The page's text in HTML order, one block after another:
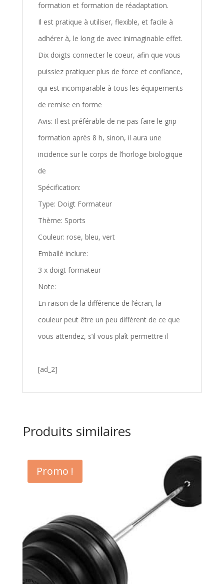
formation et formation de réadaptation.
Il est pratique à utiliser, flexible, et facile à
adhérer à, le long de avec inimaginable effet.
Dix doigts connecter le coeur, afin que vous
puissiez pratiquer plus de force et confiance,
qui est incomparable à tous les équipements
de remise en forme
Avis: Il est préférable de ne pas faire le grip
formation après 8 h, sinon, il aura une
incidence sur le corps de l’horloge biologique
de
Spécification:
Type: Doigt Formateur
Thème: Sports
Couleur: rose, bleu, vert
Emballé inclure:
3 x doigt formateur
Note:
En raison de la différence de l’écran, la
couleur peut être un peu différent de ce que
vous attendez, s’il vous plaît permettre il
[ad_2]
Produits similaires
Promo !